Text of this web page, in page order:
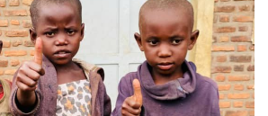
обеспечивают
помощи для 50